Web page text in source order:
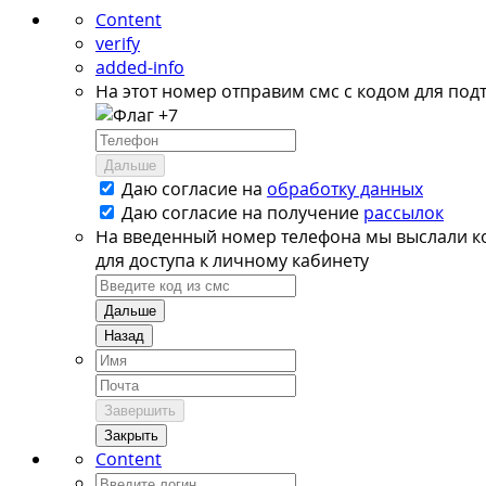
Content
verify
added-info
На этот номер отправим смс с кодом для
+7
Дальше
Даю согласие на обработку данных
Даю согласие на получение рассылок
На введенный номер телефона мы выслали
для доступа к личному кабинету
Дальше
Назад
Завершить
Закрыть
Content